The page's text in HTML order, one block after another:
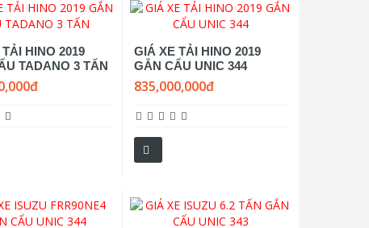
HINO 2019
TADANO 3 TẤN
GIÁ XE TẢI HINO 2019
GẮN CẨU UNIC 344
835,000,000đ